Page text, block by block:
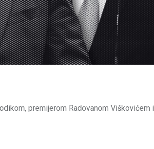
premijerom Radovanom Viškovićem i